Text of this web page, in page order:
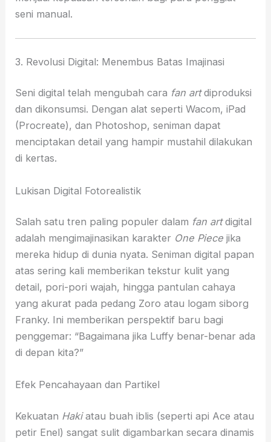
seni manual.
3. Revolusi Digital: Menembus Batas Imajinasi
Seni digital telah mengubah cara fan artdiproduksi
dan dikonsumsi. Dengan alat seperti Wacom, iPad
(Procreate), dan Photoshop, seniman dapat
menciptakan detail yang hampir mustahil dilakukan
di kertas.
Lukisan Digital Fotorealistik
Salah satu tren paling populer dalam fan artdigital
adalah mengimajinasikan karakter One Piece jika
mereka hidup di dunia nyata. Seniman digital papan
atas sering kali memberikan tekstur kulit yang
detail, pori-pori wajah, hingga pantulan cahaya
yang akurat pada pedang Zoro atau logam siborg
Franky. Ini memberikan perspektif baru bagi
penggemar: “Bagaimana jika Luffy benar-benar ada
di depan kita?”
Efek Pencahayaan dan Partikel
Kekuatan Hakiatau buah iblis (seperti api Ace atau
petir Enel) sangat sulit digambarkan secara dinamis